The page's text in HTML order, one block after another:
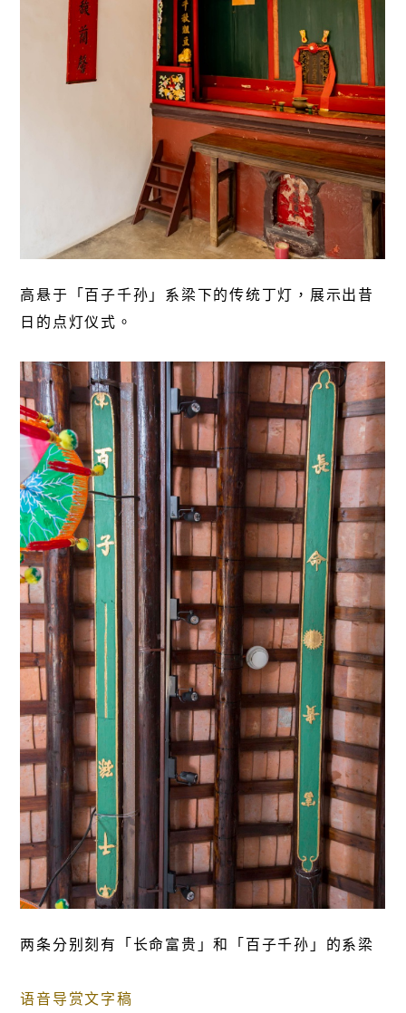
高悬于「百子千孙」系梁下的传统丁灯，展示出昔
日的点灯仪式。
两条分别刻有「长命富贵」和「百子千孙」的系梁
语音导赏文字稿